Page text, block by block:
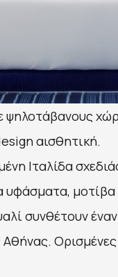
αισθητική.
Ιταλίδα
υφάσματα,
συνθέτουν